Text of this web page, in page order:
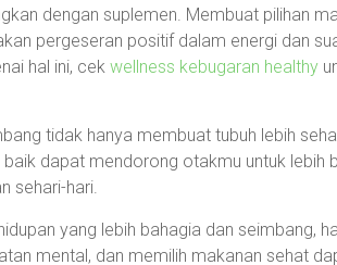
dengan suplemen. Membuat pilihan
pergeseran positif dalam energi dan
hal ini, cek wellness kebugaran healthy
tidak hanya membuat tubuh lebih
dapat mendorong otakmu untuk lebih
sehari-hari.
yang lebih bahagia dan seimbang,
mental, dan memilih makanan sehat